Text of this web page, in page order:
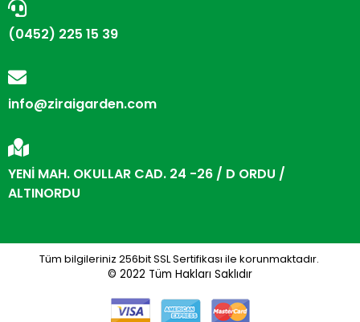
(0452) 225 15 39
info@ziraigarden.com
YENİ MAH. OKULLAR CAD. 24 -26 / D ORDU /
ALTINORDU
Tüm bilgileriniz 256bit SSL Sertifikası ile korunmaktadır.
© 2022 Tüm Hakları Saklıdır